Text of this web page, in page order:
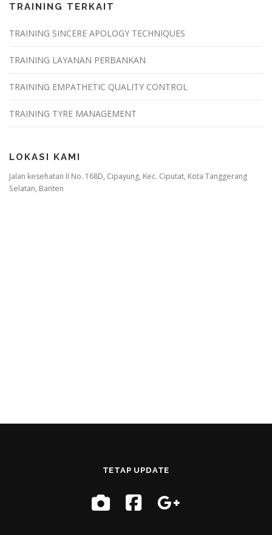
TRAINING TERKAIT
TRAINING SINCERE APOLOGY TECHNIQUES
TRAINING LAYANAN PERBANKAN
TRAINING EMPATHETIC QUALITY CONTROL
TRAINING TYRE MANAGEMENT
LOKASI KAMI
Jalan kesehatan II No. 168D, Cipayung, Kec. Ciputat, Kota Tanggerang
Selatan, Banten
TETAP UPDATE